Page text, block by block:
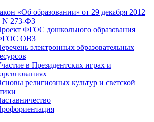
«Об образовании» от 29 декабря 2012
N 273-ФЗ
ФГОС дошкольного образования
ОВЗ
электронных образовательных
в Президентских играх и
религиозных культур и светской